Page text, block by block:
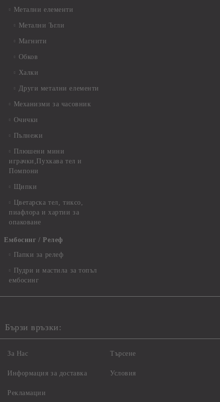
Метални елементи
Метални Ъгли
Магнити
Обков
Халки
Други метални елементи
Механизми за часовник
Очички
Пълнежи
Плюшени мини
играчки,Пухкава тел и
Помпони
Щипки
Цветарска тел, тиксо,
пиафлора и хартии за
опаковане
Ембосинг / Релеф
Папки за релеф
Пудри и мастила за топъл
ембосинг
Бързи връзки:
За Нас
Информация за доставка
Рекламации
Търсене
Условия